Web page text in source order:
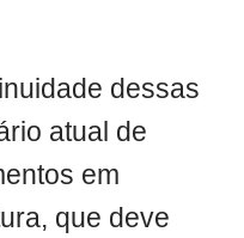
dessas
atual de
em
que deve